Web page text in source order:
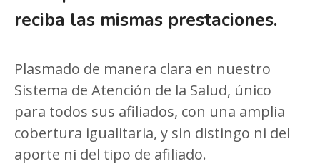
reciba las mismas prestaciones.
Plasmado de manera clara en nuestro
Sistema de Atención de la Salud, único
para todos sus afiliados, con una amplia
cobertura igualitaria, y sin distingo ni del
aporte ni del tipo de afiliado.